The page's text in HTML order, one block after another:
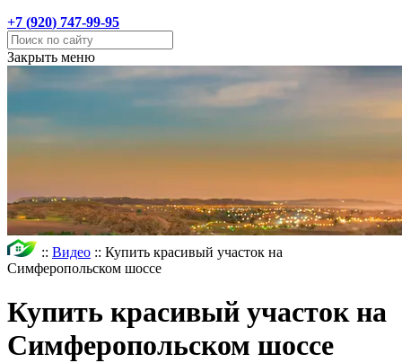
+7 (920) 747-99-95
Закрыть меню
:: Видео :: Купить красивый участок на
Симферопольском шоссе
Купить красивый участок на
Симферопольском шоссе